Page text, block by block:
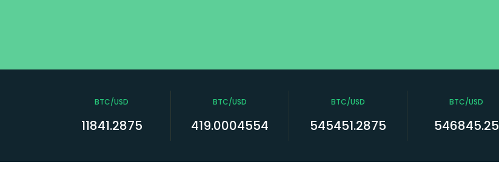
BTC/USD
11841.2875
BTC/USD
419.0004554
BTC/USD
545451.2875
BTC/USD
546845.25